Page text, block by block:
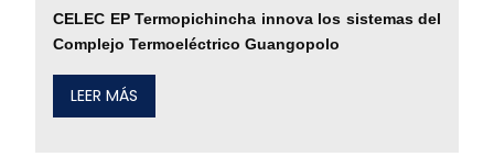
CELEC EP Termopichincha innova los sistemas del
Complejo Termoeléctrico Guangopolo
LEER MÁS